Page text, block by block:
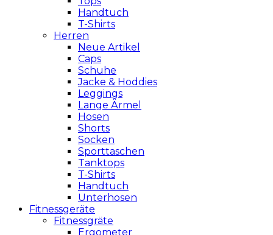
Handtuch
T-Shirts
Herren
Neue Artikel
Caps
Schuhe
Jacke & Hoddies
Leggings
Lange Ärmel
Hosen
Shorts
Socken
Sporttaschen
Tanktops
T-Shirts
Handtuch
Unterhosen
Fitnessgeräte
Fitnessgräte
Ergometer